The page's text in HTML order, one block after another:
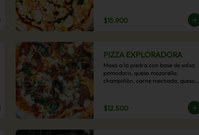
casero.
$15.900
PIZZA EXPLORADORA
Masa a la piedra con base de salsa
pomodoro, queso mozarella.
champiñón, carne mechada, queso
$12.500